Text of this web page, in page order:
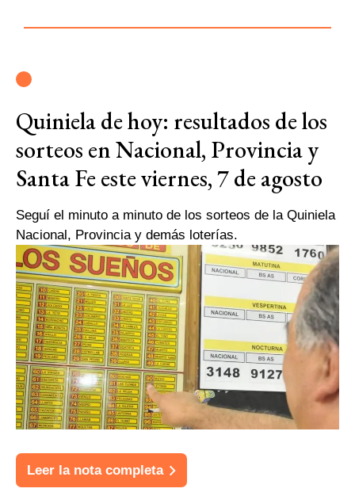
Quiniela de hoy: resultados de los
sorteos en Nacional, Provincia y
Santa Fe este viernes, 7 de agosto
Seguí el minuto a minuto de los sorteos de la Quiniela
Nacional, Provincia y demás loterías.
Leer la nota completa